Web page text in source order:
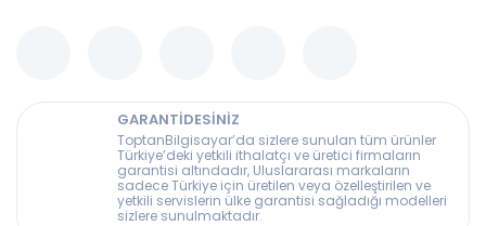
GARANTİDESİNİZ
ToptanBilgisayar’da sizlere sunulan tüm ürünler
Türkiye’deki yetkili ithalatçı ve üretici firmaların
garantisi altındadır, Uluslararası markaların
sadece Türkiye için üretilen veya özelleştirilen ve
yetkili servislerin ülke garantisi sağladığı modelleri
sizlere sunulmaktadır.